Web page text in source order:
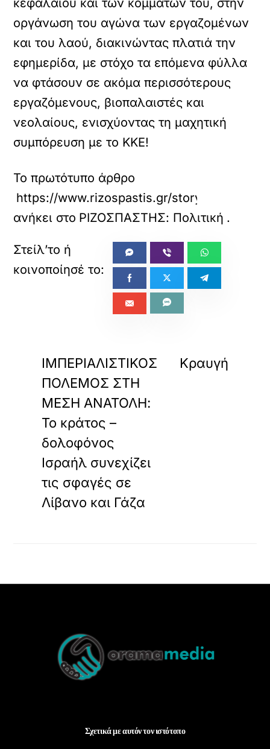
κεφαλαίου και των κομμάτων του, στην
οργάνωση του αγώνα των εργαζομένων
και του λαού, διακινώντας πλατιά την
εφημερίδα, με στόχο τα επόμενα φύλλα
να φτάσουν σε ακόμα περισσότερους
εργαζόμενους, βιοπαλαιστές και
νεολαίους, ενισχύοντας τη μαχητική
συμπόρευση με το ΚΚΕ!
Το πρωτότυπο άρθρο
https://www.rizospastis.gr/
ανήκει στο ΡΙΖΟΣΠΑΣΤΗΣ: Πολιτική .
ΙΜΠΕΡΙΑΛΙΣΤΙΚΟΣ
ΠΟΛΕΜΟΣ ΣΤΗ
ΜΕΣΗ ΑΝΑΤΟΛΗ:
Το κράτος –
δολοφόνος
Ισραήλ συνεχίζει
τις σφαγές σε
Λίβανο και Γάζα
Κραυγή
Top
Σχετικά με αυτόν τον ιστότοπο